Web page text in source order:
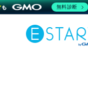
無料診断